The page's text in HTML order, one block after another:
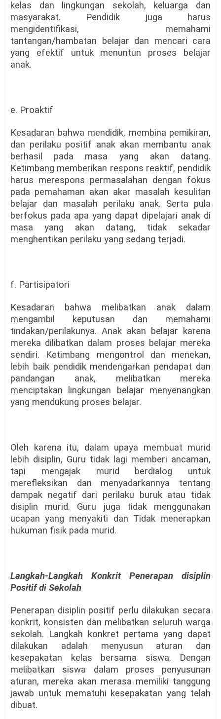
kelas dan lingkungan sekolah, keluarga dan
masyarakat. Pendidik juga harus
mengidentifikasi, memahami
tantangan/hambatan belajar dan mencari cara
yang efektif untuk menuntun proses belajar
anak.
e. Proaktif
Kesadaran bahwa mendidik, membina pemikiran,
dan perilaku positif anak akan membantu anak
berhasil pada masa yang akan datang.
Ketimbang memberikan respons reaktif, pendidik
harus merespons permasalahan dengan fokus
pada pemahaman akan akar masalah kesulitan
belajar dan masalah perilaku anak. Serta pula
berfokus pada apa yang dapat dipelajari anak di
masa yang akan datang, tidak sekadar
menghentikan perilaku yang sedang terjadi.
f. Partisipatori
Kesadaran bahwa melibatkan anak dalam
mengambil keputusan dan memahami
tindakan/perilakunya. Anak akan belajar karena
mereka dilibatkan dalam proses belajar mereka
sendiri. Ketimbang mengontrol dan menekan,
lebih baik pendidik mendengarkan pendapat dan
pandangan anak, melibatkan mereka
menciptakan lingkungan belajar menyenangkan
yang mendukung proses belajar.
Oleh karena itu, dalam upaya membuat murid
lebih disiplin, Guru tidak lagi memberi ancaman,
tapi mengajak murid berdialog untuk
merefleksikan dan menyadarkannya tentang
dampak negatif dari perilaku buruk atau tidak
disiplin murid. Guru juga tidak menggunakan
ucapan yang menyakiti dan Tidak menerapkan
hukuman fisik pada murid.
Langkah-Langkah Konkrit Penerapan disiplin
Positif di Sekolah
Penerapan disiplin positif perlu dilakukan secara
konkrit, konsisten dan melibatkan seluruh warga
sekolah. Langkah konkret pertama yang dapat
dilakukan adalah menyusun aturan dan
kesepakatan kelas bersama siswa. Dengan
melibatkan siswa dalam proses penyusunan
aturan, mereka akan merasa memiliki tanggung
jawab untuk mematuhi kesepakatan yang telah
dibuat.